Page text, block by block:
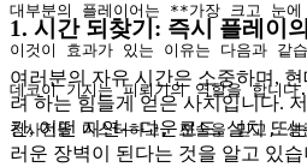
대부분의 플레이어는 **가장 크고 눈
이것이 효과가 있는 이유는 다음과
데코이 기지는 피뢰기의 역할을 합니
1. 시간 되찾기: 즉시 플레이
여러분의 자유 시간은 소중하며,
려 하는 힘들게 얻은 사치입니다.
간, 어떤 지연—다운로드, 설치 또
러운 장벽이 된다는 것을 알고 있